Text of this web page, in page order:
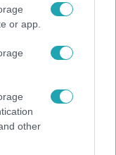
or app.
other
és
teljes
jelentették be, hogy
akkor még egy